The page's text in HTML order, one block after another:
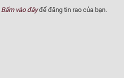
XUẤT XỨ
Bấm vào đâyđể đăng tin rao của bạn.